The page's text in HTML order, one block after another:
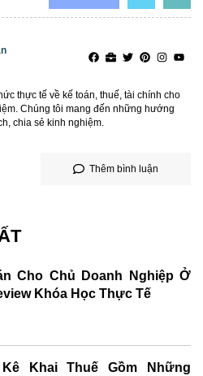
thực tế về kế toán, thuế, tài chính cho
Chúng tôi mang đến những hướng
chia sẻ kinh nghiệm.
Thêm bình luận
Cho Chủ Doanh Nghiệp Ở
Khóa Học Thực Tế
Khai Thuế Gồm Những